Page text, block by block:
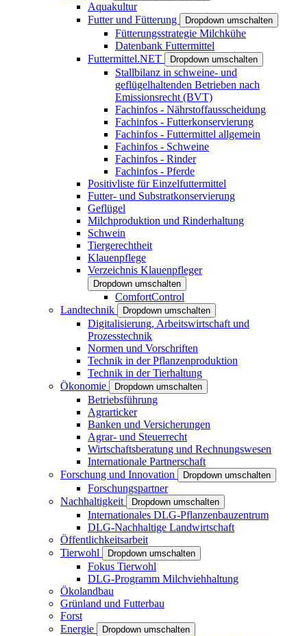
Aquakultur
Futter und Fütterung
Dropdown umschalten
Fütterungsstrategie Milchkühe
Datenbank Futtermittel
Futtermittel.NET
Dropdown umschalten
Stallbilanz in schweine- und
geflügelhaltenden Betrieben nach
Emissionsrecht (BVT)
Fachinfos - Nährstoffausscheidung
Fachinfos - Futterkonservierung
Fachinfos - Futtermittel allgemein
Fachinfos - Schweine
Fachinfos - Rinder
Fachinfos - Pferde
Positivliste für Einzelfuttermittel
Futter- und Substratkonservierung
Geflügel
Milchproduktion und Rinderhaltung
Schwein
Tiergerechtheit
Klauenpflege
Verzeichnis Klauenpfleger
Dropdown umschalten
ComfortControl
Landtechnik
Dropdown umschalten
Digitalisierung, Arbeitswirtschaft und
Prozesstechnik
Normen und Vorschriften
Technik in der Pflanzenproduktion
Technik in der Tierhaltung
Ökonomie
Dropdown umschalten
Betriebsführung
Agrarticker
Banken und Versicherungen
Agrar- und Steuerrecht
Wirtschaftsberatung und Rechnungswesen
Internationale Partnerschaft
Forschung und Innovation
Dropdown umschalten
Forschungspartner
Nachhaltigkeit
Dropdown umschalten
Internationales DLG-Pflanzenbauzentrum
DLG-Nachhaltige Landwirtschaft
Öffentlichkeitsarbeit
Tierwohl
Dropdown umschalten
Fokus Tierwohl
DLG-Programm Milchviehhaltung
Ökolandbau
Grünland und Futterbau
Forst
Energie
Dropdown umschalten